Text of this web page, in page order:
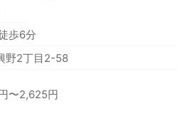
歩6分
野2丁目2-58
2,625円